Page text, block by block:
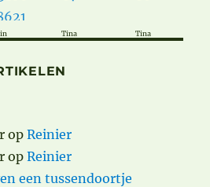
Tina Tina
opReinier
opReinier
een tussendoortje